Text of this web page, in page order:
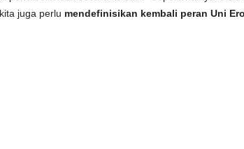
juga perlu mendefinisikan kembali peran Uni